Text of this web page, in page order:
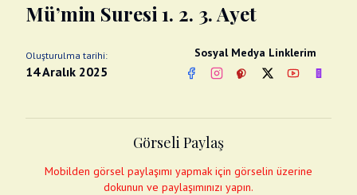
Bayram Mesajları
Diğer
Abdest Videoları
Fotograflar
Mü’min Suresi 1. 2. 3. Ayet
Oluşturulma tarihi:
14 Aralık 2025
Sosyal Medya Linklerim
FacebookInstagram
PinterestTwitterYouTube
Görseli Paylaş
Mobilden görsel paylaşımı yapmak için görselin üzerine
dokunun ve paylaşımınızı yapın.